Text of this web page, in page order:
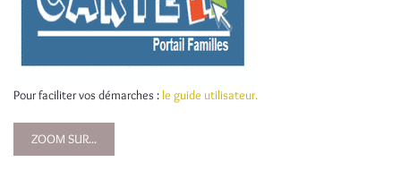
Pour faciliter vos démarches : le guide utilisateur.
ZOOM SUR...